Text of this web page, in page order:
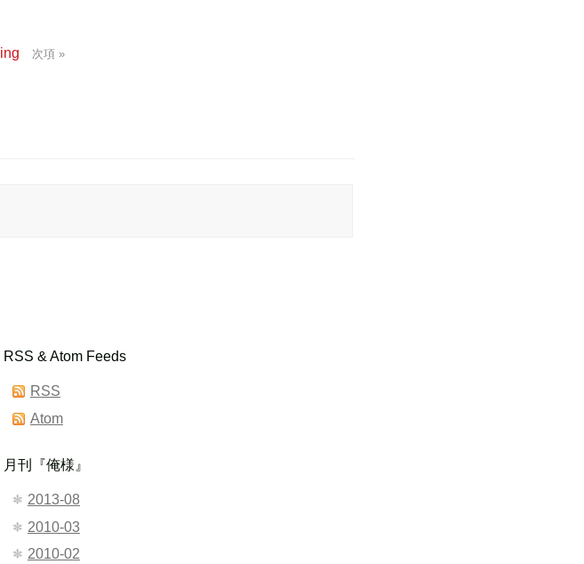
ing 次項 »
RSS & Atom Feeds
RSS
Atom
月刊『俺様』
2013-08
2010-03
2010-02